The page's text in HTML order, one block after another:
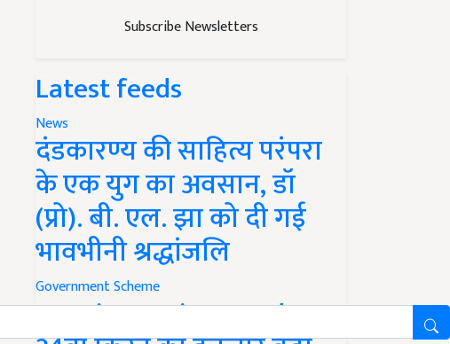
Subscribe Newsletters
Latest feeds
News
दंडकारण्य की साहित्य परंपरा
के एक युग का अवसान, डॉ
(प्रो). बी. एल. झा को दी गई
भावभीनी श्रद्धांजलि
Government Scheme
PM Kisan Yojana Update: